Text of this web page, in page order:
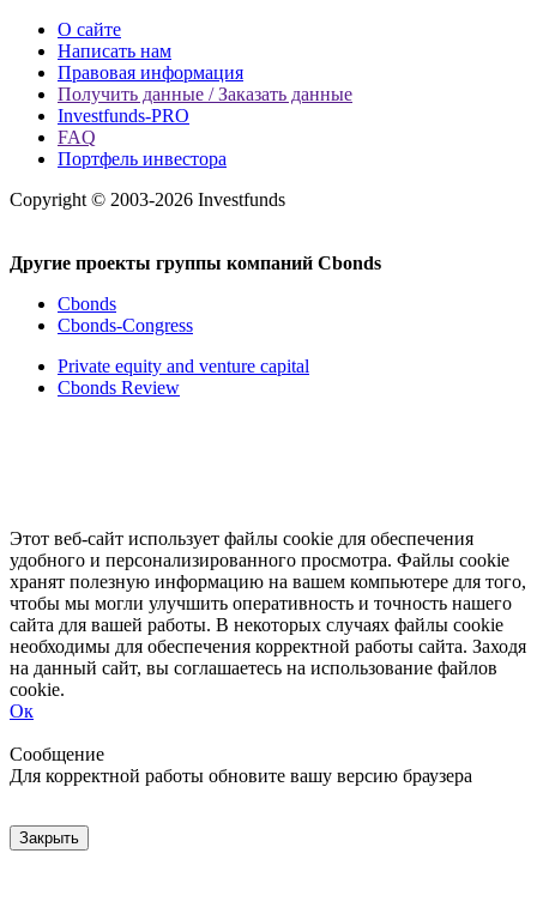
О сайте
Написать нам
Правовая информация
Получить данные / Заказать данные
Investfunds-PRO
FAQ
Портфель инвестора
Copyright © 2003-2026 Investfunds
Другие проекты группы компаний Cbonds
Cbonds
Cbonds-Congress
Private equity and venture capital
Cbonds Review
Этот веб-сайт использует файлы cookie для обеспечения
удобного и персонализированного просмотра. Файлы cookie
хранят полезную информацию на вашем компьютере для того,
чтобы мы могли улучшить оперативность и точность нашего
сайта для вашей работы. В некоторых случаях файлы cookie
необходимы для обеспечения корректной работы сайта. Заходя
на данный сайт, вы соглашаетесь на использование файлов
cookie.
Ок
Сообщение
Для корректной работы обновите вашу версию браузера
Закрыть